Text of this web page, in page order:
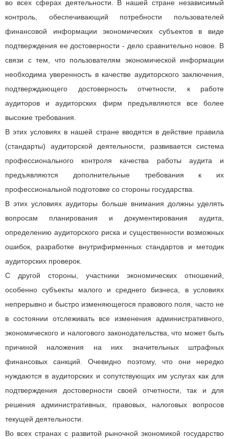
во всех сферах деятельности. В нашей стране независимый
контроль, обеспечивающий потребности пользователей
финансовой информации экономических субъектов в виде
подтверждения ее достоверности - дело сравнительно новое. В
связи с тем, что пользователям экономической информации
необходима уверенность в качестве аудиторского заключения,
подтверждающего достоверность отчетности, к работе
аудиторов и аудиторских фирм предъявляются все более
высокие требования.
В этих условиях в нашей стране вводятся в действие правила
(стандарты) аудиторской деятельности, развивается система
профессионального контроля качества работы аудита и
предъявляются дополнительные требования к их
профессиональной подготовке со стороны государства.
В этих условиях аудиторы больше внимания должны уделять
вопросам планирования и документирования аудита,
определению аудиторского риска и существенности возможных
ошибок, разработке внутрифирменных стандартов и методик
аудиторских проверок.
С другой стороны, участники экономических отношений,
особенно субъекты малого и среднего бизнеса, в условиях
непрерывно и быстро изменяющегося правового поля, часто не
в состоянии отслеживать все изменения административного,
экономического и налогового законодательства, что может быть
причиной наложения на них значительных штрафных
финансовых санкций. Очевидно поэтому, что они нередко
нуждаются в аудиторских и сопутствующих им услугах как для
подтверждения достоверности своей отчетности, так и для
решения административных, правовых, налоговых вопросов
текущей деятельности.
Во всех странах с развитой рыночной экономикой государство